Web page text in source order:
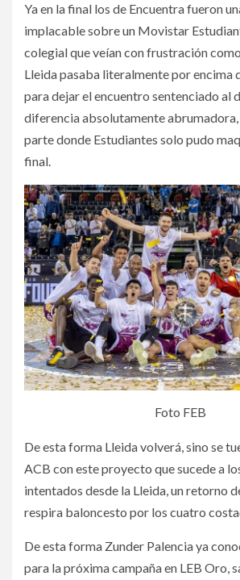
Ya en la final los de Encuentra fueron
implacable sobre un Movistar
colegial que veían con frustración
Lleida pasaba literalmente por encima
para dejar el encuentro sentenciado al
diferencia absolutamente abrumadora,
parte donde Estudiantes solo pudo
final.
Foto FEB
De esta forma Lleida volverá, sino se
ACB con este proyecto que sucede a
intentados desde la Lleida, un retorno
respira baloncesto por los cuatro
De esta forma Zunder Palencia ya
para la próxima campaña en LEB Oro,